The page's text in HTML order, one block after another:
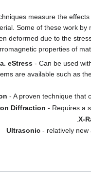
measure the
Some of these work by
deformed due to the
properties of
eStress- Can be used
are available such as
- A proven technique that
Diffraction - Requires a
X-
Ultrasonic- relatively new